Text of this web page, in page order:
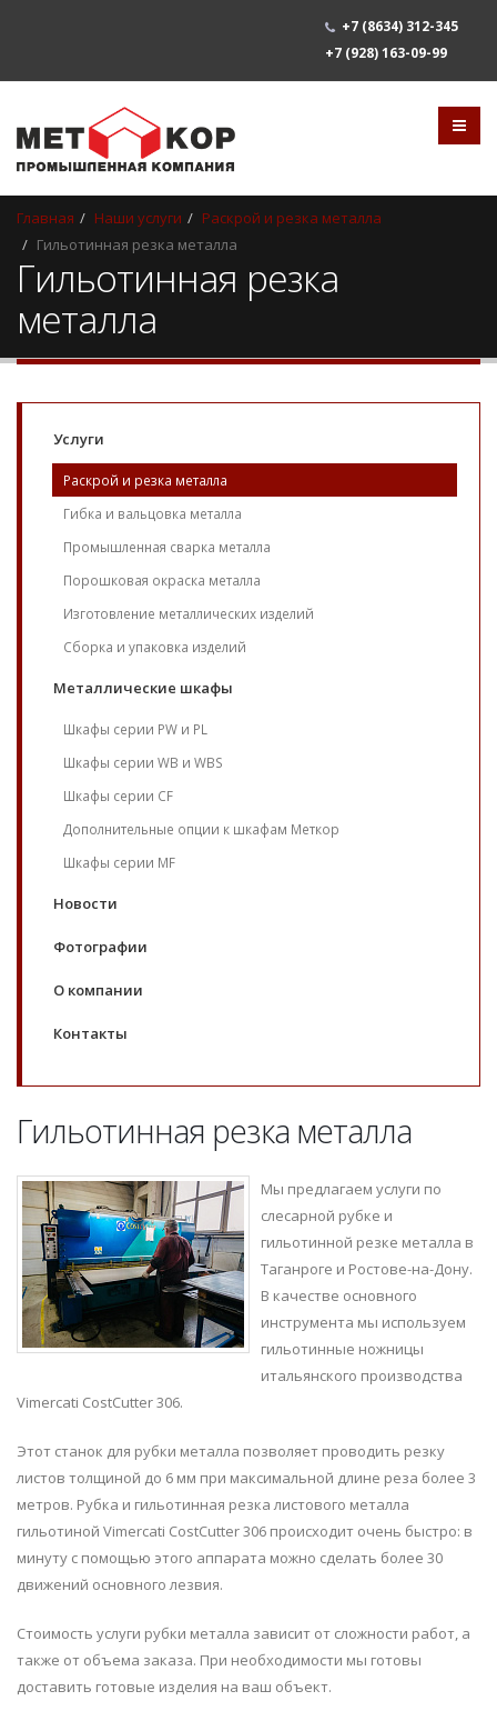
+7 (8634) 312-345
+7 (928) 163-09-99
Главная Наши услуги
Раскрой и резка металла
Гильотинная резка металла
Гильотинная резка
металла
Услуги
Раскрой и резка металла
Гибка и вальцовка металла
Промышленная сварка металла
Порошковая окраска металла
Изготовление металлических изделий
Сборка и упаковка изделий
Металлические шкафы
Шкафы серии PW и PL
Шкафы серии WB и WBS
Шкафы серии CF
Дополнительные опции к шкафам Меткор
Шкафы серии MF
Новости
Фотографии
О компании
Контакты
Гильотинная резка металла
Мы предлагаем услуги по
слесарной рубке и
гильотинной резке металла в
Таганроге и Ростове-на-Дону.
В качестве основного
инструмента мы используем
гильотинные ножницы
итальянского производства
Vimercati CostCutter 306.
Этот станок для рубки металла позволяет проводить резку
листов толщиной до 6 мм при максимальной длине реза более 3
метров. Рубка и гильотинная резка листового металла
гильотиной Vimercati CostCutter 306 происходит очень быстро: в
минуту с помощью этого аппарата можно сделать более 30
движений основного лезвия.
Стоимость услуги рубки металла зависит от сложности работ, а
также от объема заказа. При необходимости мы готовы
доставить готовые изделия на ваш объект.